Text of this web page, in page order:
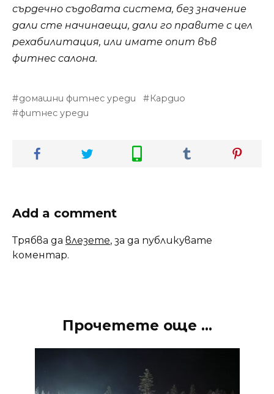
сърдечно съдовата система, без значение
дали сте начинаещи, дали го правите с цел
рехабилитация, или имате опит във
фитнес салона.
домашни фитнес уреди
Кардио
фитнес уреди
Add a comment
Трябва да влезете, за да публикувате
коментар.
Прочетете още ...